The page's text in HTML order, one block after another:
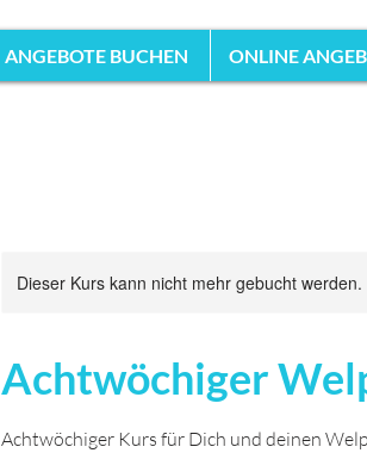
ANGEBOTE BUCHEN ONLINE
Dieser Kurs kann nicht mehr gebucht werden.
Achtwöchiger
Achtwöchiger Kurs für Dich und deinen